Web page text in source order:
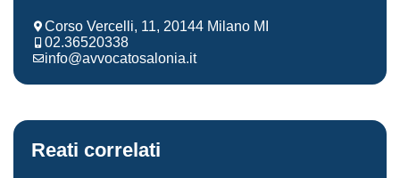
Corso Vercelli, 11, 20144 Milano MI
02.36520338
info@avvocatosalonia.it
Reati correlati